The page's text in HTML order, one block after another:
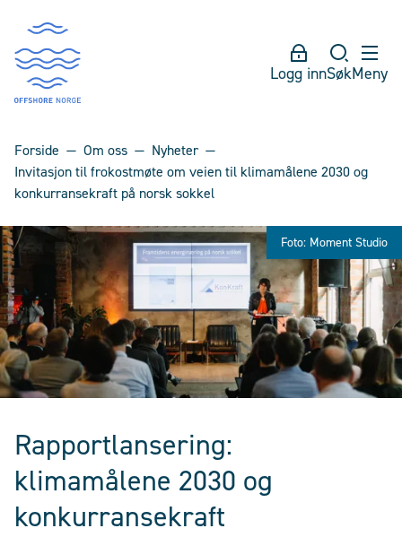
Logg innSøkMeny
Forside Om oss
Nyheter
Invitasjon til frokostmøte om veien til klimamålene 2030 og
konkurransekraft på norsk sokkel
Foto: Moment Studio
Rapportlansering:
klimamålene 2030 og
konkurransekraft